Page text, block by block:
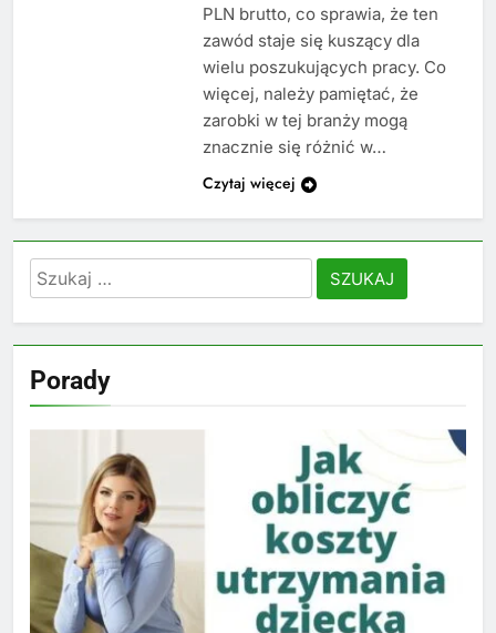
PLN brutto, co sprawia, że ten
zawód staje się kuszący dla
wielu poszukujących pracy. Co
więcej, należy pamiętać, że
zarobki w tej branży mogą
znacznie się różnić w…
Czytaj więcej
Szukaj:
Porady